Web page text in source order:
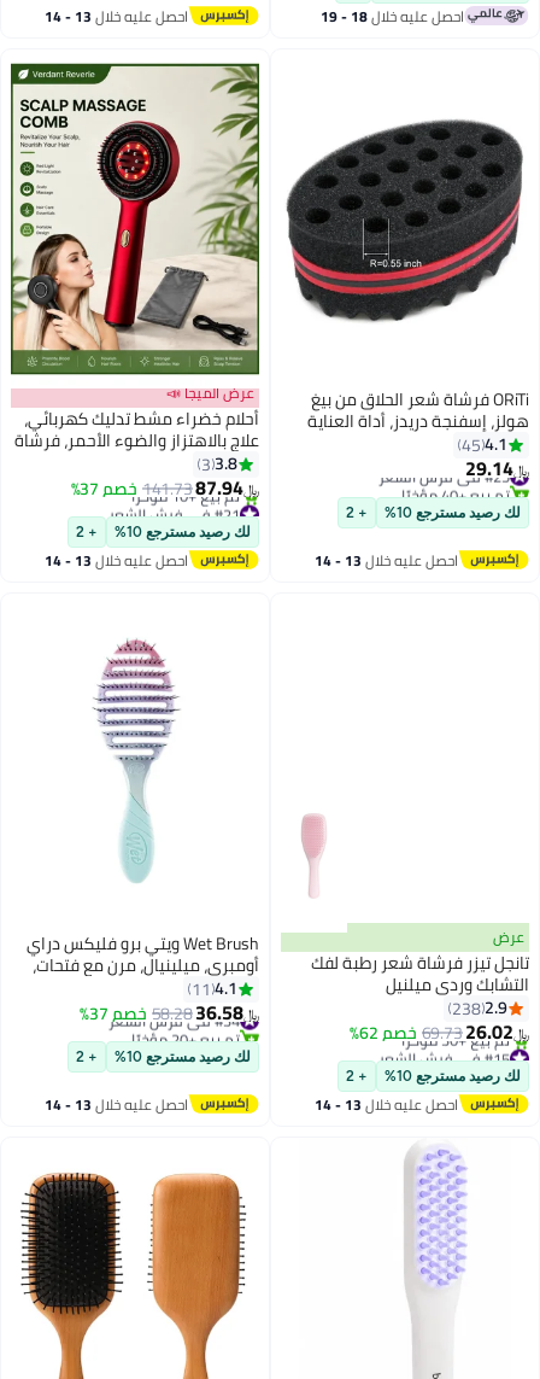
احصل عليه خلال 18 - 19 احصل عليه خلال 13 - 14
ORiTi فرشاة شعر الحلاق من بيغ
هولز، إسفنجة دريدز، أداة العناية
بالشعر المموج الأفرو، قطعة واحدة
4.1
45
﷼‏29.14
#25 في فرش الشعر
تم بيع +40 مؤخرًا
#25 في فرش الشعر
لك رصيد مسترجع 10% + 2
احصل عليه خلال 13 - 14
عرض الميجا 📣
أحلام خضراء مشط تدليك كهربائي،
علاج بالاهتزاز والضوء الأحمر، فرشاة
تدليك فروة الرأس لتحفيز نمو الشعر،
أداة وضع الزيت السائل المضاد
لتساقط الشعر
3.8
3
﷼‏87.94
141.73خصم 37%
#21 في فرش الشعر
أقل سعر في السنة
تم بيع +10 مؤخرًا
#21 في فرش الشعر
لك رصيد مسترجع 10% + 2
احصل عليه خلال 13 - 14
عرض
تانجل تيزر فرشاة شعر رطبة لفك
التشابك وردي ميلنيل
2.9
238
﷼‏26.02
69.73خصم 62%
#15 في فرش الشعر
أقل سعر في 30 يوم
تم بيع +30 مؤخرًا
#15 في فرش الشعر
لك رصيد مسترجع 10% + 2
احصل عليه خلال 13 - 14
Wet Brush ويتي برو فليكس دراي
أومبري، ميلينيال، مرن مع فتحات،
تجفيف أسرع، تصميم مريح، لفروة
الرأس، آمن مع حرارة فليكس،
شعيرات، تجفيف بالهواء، تصميم
مفتوح مع فتحات، إزالة سريعة
للرطوبة
4.1
11
﷼‏36.58
58.28خصم 37% #34 في فرش الشعر
تم بيع +20 مؤخرًا
#34 في فرش الشعر
لك رصيد مسترجع 10% + 2
احصل عليه خلال 13 - 14